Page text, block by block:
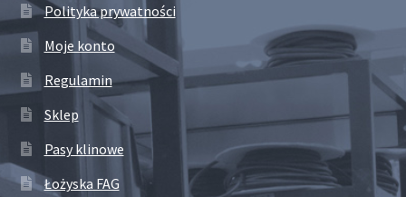
Polityka prywatności
Moje konto
Regulamin
Sklep
Pasy klinowe
Łożyska FAG